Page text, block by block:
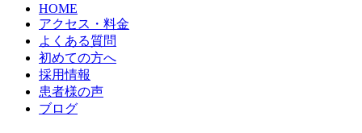
HOME
アクセス・料金
よくある質問
初めての方へ
採用情報
患者様の声
ブログ